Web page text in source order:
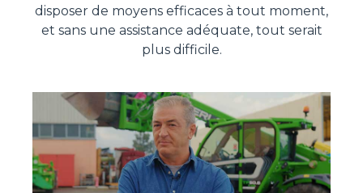
disposer de moyens efficaces à tout moment,
et sans une assistance adéquate, tout serait
plus difficile.